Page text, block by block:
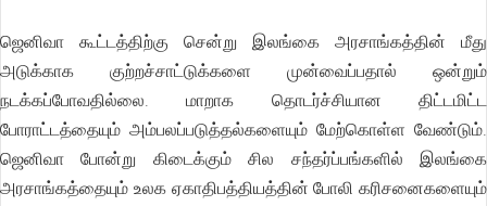
ஜெனிவா கூட்டத்திற்கு சென்று இலங்கை அரசாங்கத்தின் மீது
அடுக்காக குற்றச்சாட்டுக்களை முன்வைப்பதால் ஒன்றும்
நடக்கப்போவதில்லை. மாறாக தொடர்ச்சியான திட்டமிட்ட
போராட்டத்தையும் அம்பலப்படுத்தல்களையும் மேற்கொள்ள வேண்டும்.
ஜெனிவா போன்று கிடைக்கும் சில சந்தர்ப்பங்களில் இலங்கை
அரசாங்கத்தையும் உலக ஏகாதிபத்தியத்தின் போலி கரிசனைகளையும்